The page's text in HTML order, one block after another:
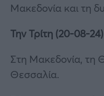
Μακεδονία και τη
Την Τρίτη (20-08-24)
Στη Μακεδονία, τη
Θεσσαλία.